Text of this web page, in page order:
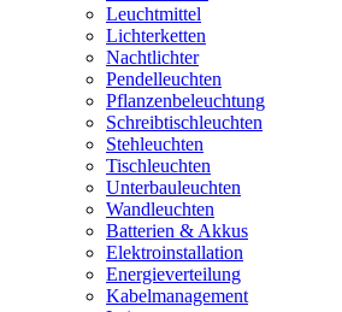
Leuchtmittel
Lichterketten
Nachtlichter
Pendelleuchten
Pflanzenbeleuchtung
Schreibtischleuchten
Stehleuchten
Tischleuchten
Unterbauleuchten
Wandleuchten
Batterien & Akkus
Elektroinstallation
Energieverteilung
Kabelmanagement